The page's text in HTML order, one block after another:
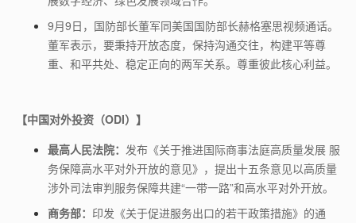
9月9日，国防部长董军同美国国防部长赫格塞思视频通话。
董军表示，要秉持开放态度，保持沟通交往，构建平等尊
重、和平共处、稳定正向的两军关系。尊重彼此核心利益。
【中国对外投资（ODI）】
最高人民法院： 发布《关于推进国际商事法庭高质量发展 服
务保障高水平对外开放的意见》，提出十五条意见以高质量
涉外司法审判服务保障共建“一带一路”和高水平对外开放。
商务部： 印发《关于促进服务出口的若干政策措施》的通